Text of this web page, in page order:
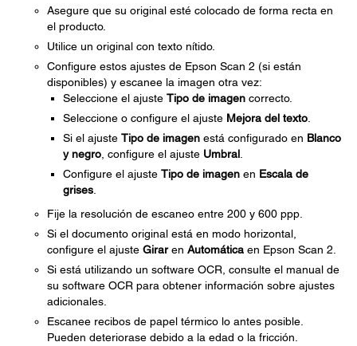
Asegure que su original esté colocado de forma recta en
el producto.
Utilice un original con texto nítido.
Configure estos ajustes de Epson Scan 2 (si están
disponibles) y escanee la imagen otra vez:
Seleccione el ajuste Tipo de imagen correcto.
Seleccione o configure el ajuste Mejora del texto
Si el ajuste Tipo de imagen está configurado en Blanco
y negro , configure el ajuste Umbral
Configure el ajuste Tipo de imagen en Escala de
grises
Fije la resolución de escaneo entre 200 y 600 ppp.
Si el documento original está en modo horizontal,
configure el ajuste Giraren Automática en Epson Scan 2.
Si está utilizando un software OCR, consulte el manual de
su software OCR para obtener información sobre ajustes
adicionales.
Escanee recibos de papel térmico lo antes posible.
Pueden deteriorase debido a la edad o la fricción.